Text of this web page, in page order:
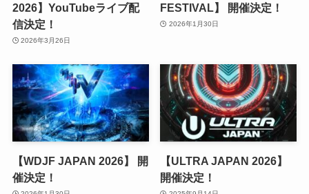
2026】YouTubeライブ配
信決定！
2026年3月26日
FESTIVAL】 開催決定！
2026年1月30日
【WDJF JAPAN 2026】 開
催決定！
【ULTRA JAPAN 2026】
開催決定！